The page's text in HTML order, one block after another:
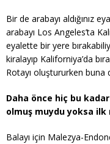
Bir de arabayı aldığınız
arabayı Los Angeles’ta
eyalette bir yere
kiralayıp Kaliforniya’da
Rotayı oluştururken buna
Daha önce hiç bu
olmuş muydu yoksa ilk
Balayı için Malezya-